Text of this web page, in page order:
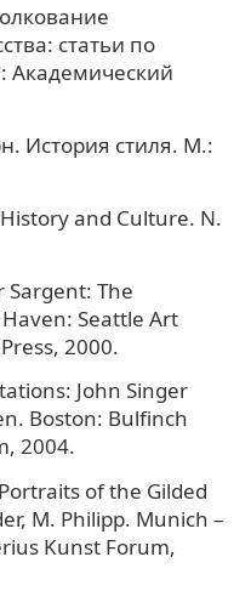
статьи по
Академический
История стиля. М.:
and Culture. N.
Sargent: The
Seattle Art
2000.
John Singer
Boston: Bulfinch
2004.
of the Gilded
M. Philipp. Munich –
Kunst Forum,